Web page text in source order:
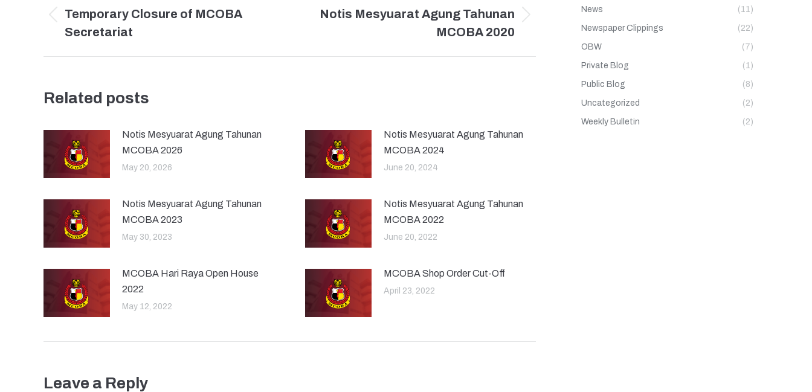
navigation
Previous
post:
Temporary Closure of MCOBA
Secretariat
Next
Notis Mesyuarat Agung Tahunan
MCOBA 2020
Related posts
Notis Mesyuarat Agung Tahunan
MCOBA 2026
May 20, 2026
Notis Mesyuarat Agung Tahunan
MCOBA 2024
June 20, 2024
Notis Mesyuarat Agung Tahunan
MCOBA 2023
May 30, 2023
Notis Mesyuarat Agung Tahunan
MCOBA 2022
June 20, 2022
MCOBA Hari Raya Open House
2022
May 12, 2022
MCOBA Shop Order Cut-Off
April 23, 2022
Leave a Reply
News (11)
Newspaper Clippings (22)
OBW (7)
Private Blog (1)
Public Blog (8)
Uncategorized (2)
Weekly Bulletin (2)